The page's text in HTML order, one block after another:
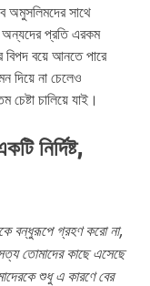
অমুসলিমদের সাথে
প্রতি এরকম
বিপদ বয়ে আনতে পারে
দিয়ে না চেলেও
চেষ্টা চালিয়ে যাই।
নির্দিষ্ট,
বন্ধুরূপে গ্রহণ করো না,
তোমাদের কাছে এসেছে
শুধু এ কারণে বের